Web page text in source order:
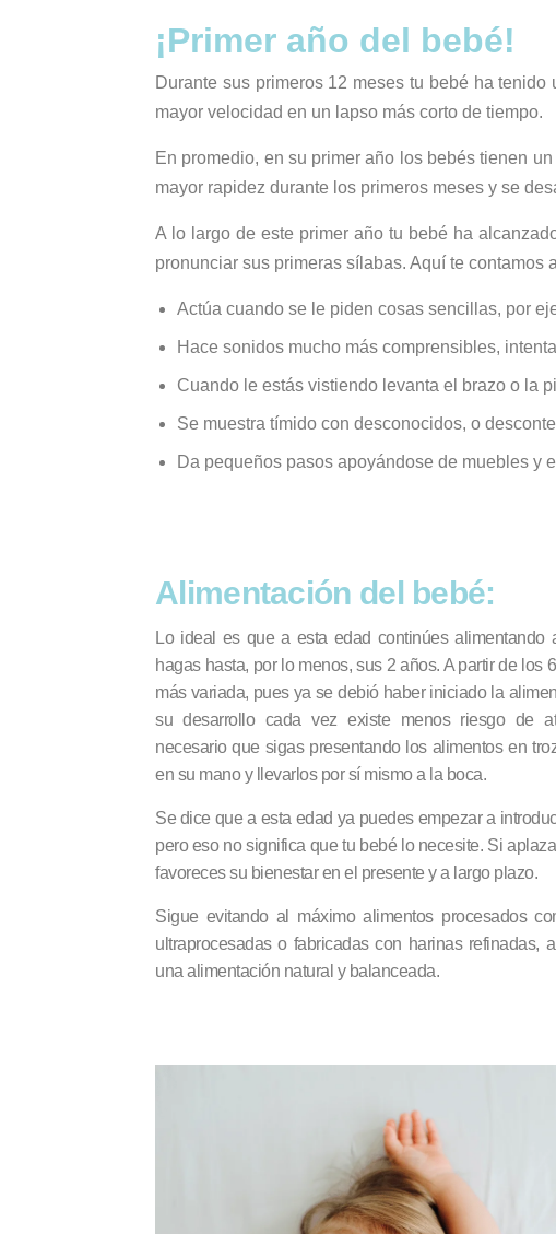
¡Primer año del bebé!
Durante sus primeros 12 meses tu bebé ha
mayor velocidad en un lapso más corto de tiempo.
En promedio, en su primer año los bebés tienen
mayor rapidez durante los primeros meses y se
A lo largo de este primer año tu bebé ha
pronunciar sus primeras sílabas. Aquí te
Actúa cuando se le piden cosas sencillas, por
Hace sonidos mucho más comprensibles,
Cuando le estás vistiendo levanta el brazo o la
Se muestra tímido con desconocidos, o
Da pequeños pasos apoyándose de muebles y
Alimentación del bebé:
Lo ideal es que a esta edad continúes
hagas hasta, por lo menos, sus 2 años. A partir de los
más variada, pues ya se debió haber iniciado la
su desarrollo cada vez existe menos riesgo de
necesario que sigas presentando los alimentos en
en su mano y llevarlos por sí mismo a la boca.
Se dice que a esta edad ya puedes empezar a
pero eso no significa que tu bebé lo necesite. Si
favoreces su bienestar en el presente y a largo plazo.
Sigue evitando al máximo alimentos procesados
ultraprocesadas o fabricadas con harinas refinadas,
una alimentación natural y balanceada.